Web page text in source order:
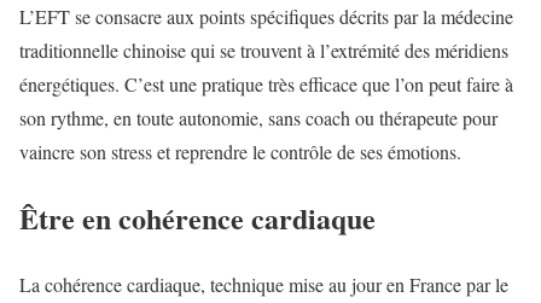
L’EFT se consacre aux points spécifiques décrits par la médecine
traditionnelle chinoise qui se trouvent à l’extrémité des méridiens
énergétiques. C’est une pratique très efficace que l’on peut faire à
son rythme, en toute autonomie, sans coach ou thérapeute pour
vaincre son stress et reprendre le contrôle de ses émotions.
Être en cohérence cardiaque
La cohérence cardiaque, technique mise au jour en France par le